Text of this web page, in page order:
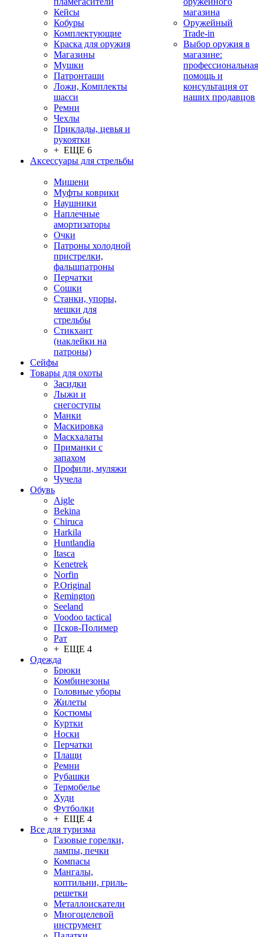
Кейсы
Кобуры
Комплектующие
Краска для оружия
Магазины
Мушки
Патронташи
Ложи, Комплекты
шасси
Ремни
Чехлы
Приклады, цевья и
рукоятки
+ ЕЩЕ 6
Аксессуары для стрельбы
Мишени
Муфты коврики
Наушники
Наплечные
амортизаторы
Очки
Патроны холодной
пристрелки,
фальшпатроны
Перчатки
Сошки
Станки, упоры,
мешки для
стрельбы
Стикхант
(наклейки на
патроны)
Сейфы
Товары для охоты
Засидки
Лыжи и
снегоступы
Манки
Маскировка
Маскхалаты
Приманки с
запахом
Профили, муляжи
Чучела
Обувь
Aigle
Bekina
Chiruсa
Harkila
Huntlandia
Itasca
Kenetrek
Norfin
P.Original
Remington
Seeland
Voodoo tactical
Псков-Полимер
Рат
+ ЕЩЕ 4
Одежда
Брюки
Комбинезоны
Головные уборы
Жилеты
Костюмы
Куртки
Носки
Перчатки
Плащи
Ремни
Рубашки
Термобелье
Худи
Футболки
+ ЕЩЕ 4
Все для туризма
Газовые горелки,
лампы, печки
Компасы
Мангалы,
коптильни, гриль-
решетки
Металлоискатели
Многоцелевой
инструмент
магазина
Оружейный
Trade-in
Выбор оружия в
магазине:
профессиональная
помощь и
консультация от
наших продавцов